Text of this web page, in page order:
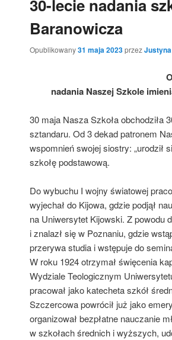
30-lecie nadania
Baranowicza
Opublikowany31 maja 2023przezJustyna
nadania Naszej Szkole
30 maja Nasza Szkoła obchodziła
sztandaru. Od 3 dekad patronem
wspomnień swojej siostry: „urodził
szkołę podstawową.
Do wybuchu I wojny światowej
wyjechał do Kijowa, gdzie podjął
na Uniwersytet Kijowski. Z powodu
i znalazł się w Poznaniu, gdzie
przerywa studia i wstępuje do
W roku 1924 otrzymał święcenia
Wydziale Teologicznym
pracował jako katecheta szkół
Szczercowa powrócił już jako
organizował bezpłatne nauczanie
w szkołach średnich i wyższych,